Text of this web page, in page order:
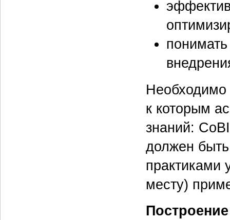
Необходимо
к которым
знаний:
должен
практиками
месту)